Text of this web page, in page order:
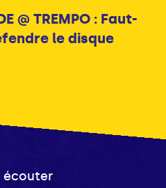
@ TREMPO : Faut-
le disque
écouter